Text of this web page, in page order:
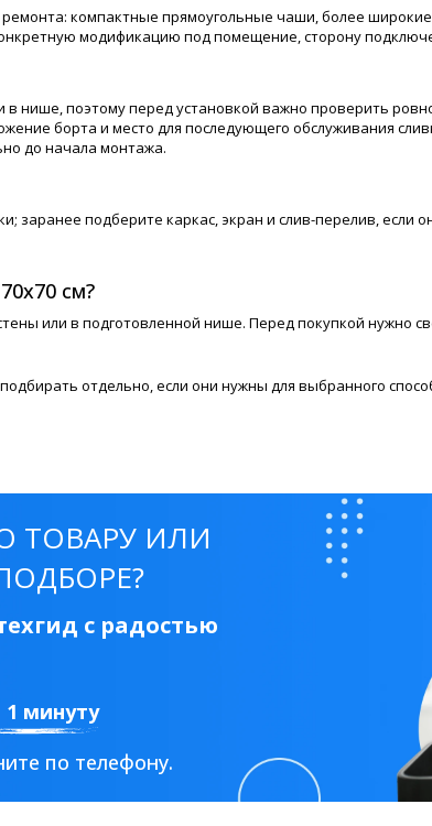
компактные прямоугольные чаши, более
модификацию под помещение, сторону
нише, поэтому перед установкой важно проверить
борта и место для последующего обслуживания
до начала монтажа.
заранее подберите каркас, экран и слив-перелив,
см?
или в подготовленной нише. Перед покупкой нужно
отдельно, если они нужны для выбранного
ТОВАРУ ИЛИ
с радостью
1 минуту
по телефону.